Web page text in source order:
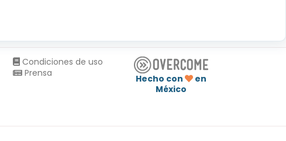
Condiciones de uso
Prensa
Hecho con
en
México